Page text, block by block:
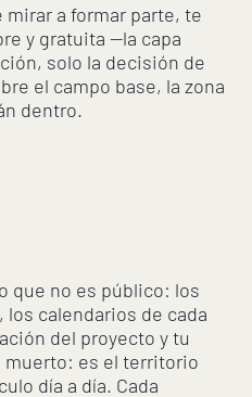
mirar a formar parte, te
y gratuita —la capa
solo la decisión de
el campo base, la zona
dentro.
que no es público: los
calendarios de cada
del proyecto y tu
muerto: es el territorio
día a día. Cada